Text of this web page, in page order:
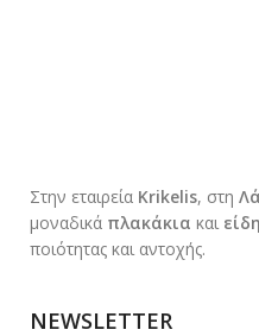
Στην εταιρεία Krikelis, στη
μοναδικά πλακάκια και
ποιότητας και αντοχής.
NEWSLETTER